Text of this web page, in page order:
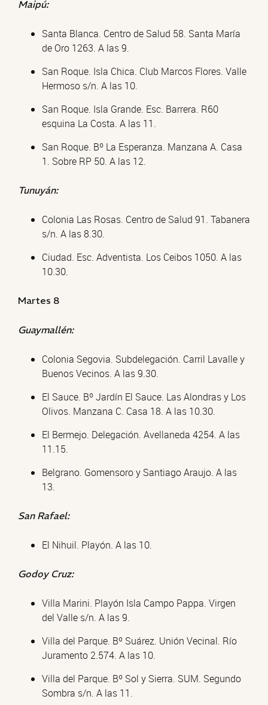
Maipú:
Santa Blanca. Centro de Salud 58. Santa María
de Oro 1263. A las 9.
San Roque. Isla Chica. Club Marcos Flores. Valle
Hermoso s/n. A las 10.
San Roque. Isla Grande. Esc. Barrera. R60
esquina La Costa. A las 11.
San Roque. Bº La Esperanza. Manzana A. Casa
1. Sobre RP 50. A las 12.
Tunuyán:
Colonia Las Rosas. Centro de Salud 91. Tabanera
s/n. A las 8.30.
Ciudad. Esc. Adventista. Los Ceibos 1050. A las
10.30.
Martes 8
Guaymallén:
Colonia Segovia. Subdelegación. Carril Lavalle y
Buenos Vecinos. A las 9.30.
El Sauce. Bº Jardín El Sauce. Las Alondras y Los
Olivos. Manzana C. Casa 18. A las 10.30.
El Bermejo. Delegación. Avellaneda 4254. A las
11.15.
Belgrano. Gomensoro y Santiago Araujo. A las
13.
San Rafael:
El Nihuil. Playón. A las 10.
Godoy Cruz:
Villa Marini. Playón Isla Campo Pappa. Virgen
del Valle s/n. A las 9.
Villa del Parque. Bº Suárez. Unión Vecinal. Río
Juramento 2.574. A las 10.
Villa del Parque. Bº Sol y Sierra. SUM. Segundo
Sombra s/n. A las 11.